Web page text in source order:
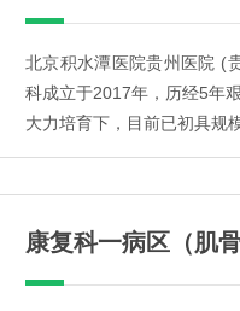
北京积水潭医院贵州医院 (
科成立于2017年，历经5年
大力培育下，目前已初具规
康复科一病区（肌骨